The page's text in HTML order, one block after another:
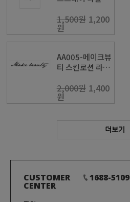
1,500원 1,200
원
AA005-메이크뷰
티 스킨로션 라벨
2,000원 1,400
원
더보기
CUSTOMER
CENTER
1688-5109